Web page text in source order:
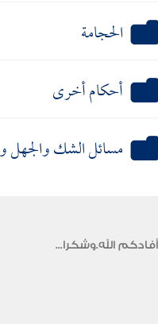
الحجامة
أحكام أخرى
مسائل الشك والجهل